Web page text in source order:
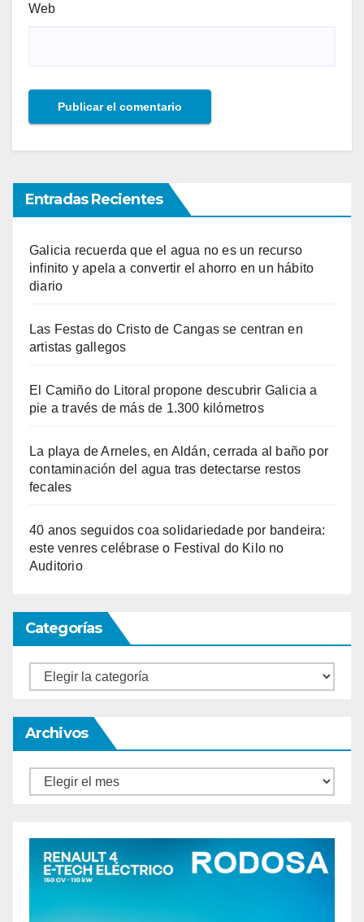
Web
Entradas Recientes
Galicia recuerda que el agua no es un recurso
infinito y apela a convertir el ahorro en un hábito
diario
Las Festas do Cristo de Cangas se centran en
artistas gallegos
El Camiño do Litoral propone descubrir Galicia a
pie a través de más de 1.300 kilómetros
La playa de Arneles, en Aldán, cerrada al baño por
contaminación del agua tras detectarse restos
fecales
40 anos seguidos coa solidariedade por bandeira:
este venres celébrase o Festival do Kilo no
Auditorio
Categorías
Categorías
Archivos
Archivos